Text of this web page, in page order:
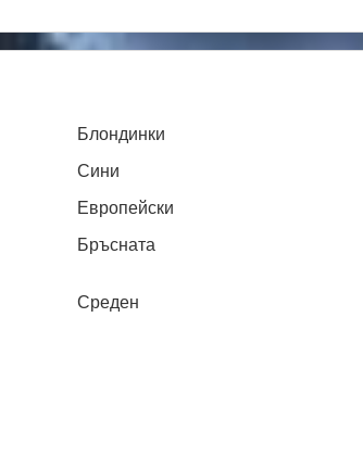
Блондинки
Сини
Европейски
Бръсната
Среден